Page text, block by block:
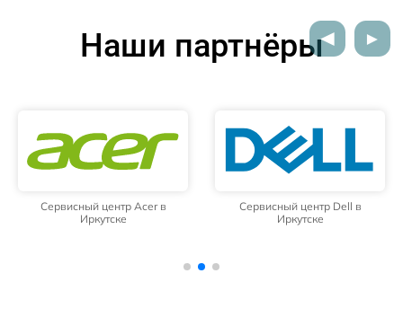
Наши партнёры
Сервисный центр Acer в
Иркутске
Сервисный центр Dell в
Иркутске